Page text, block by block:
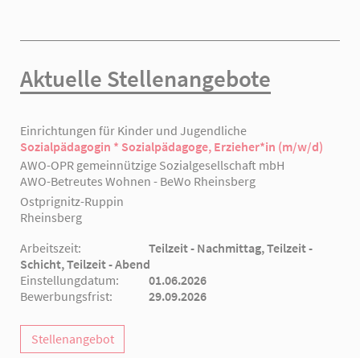
Aktuelle Stellenangebote
Einrichtungen für Kinder und Jugendliche
Sozialpädagogin * Sozialpädagoge, Erzieher*in (m/w/d)
AWO-OPR gemeinnützige Sozialgesellschaft mbH
AWO-Betreutes Wohnen - BeWo Rheinsberg
Ostprignitz-Ruppin
Rheinsberg
Arbeitszeit:
Teilzeit - Nachmittag, Teilzeit -
Schicht, Teilzeit - Abend
Einstellungdatum:
01.06.2026
Bewerbungsfrist:
29.09.2026
Stellenangebot